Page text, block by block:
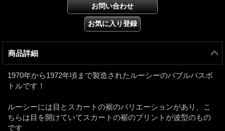
商品詳細
1970年から1972年頃まで製造されたルーシーのバブルバスボ
トルです！
ルーシーには目とスカートの裾のバリエーションがあり、こ
ちらは目を開けていてスカートの裾のプリントが波型のもの
です